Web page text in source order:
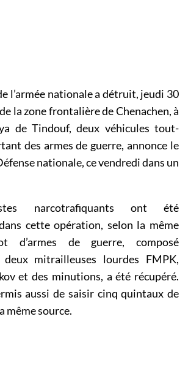
l’armée nationale a détruit, jeudi 30
la zone frontalière de Chenachen, à
de Tindouf, deux véhicules tout-
des armes de guerre, annonce le
nationale, ce vendredi dans un
narcotrafiquants ont été
cette opération, selon la même
d’armes de guerre, composé
mitrailleuses lourdes FMPK,
et des minutions, a été récupéré.
aussi de saisir cinq quintaux de
même source.